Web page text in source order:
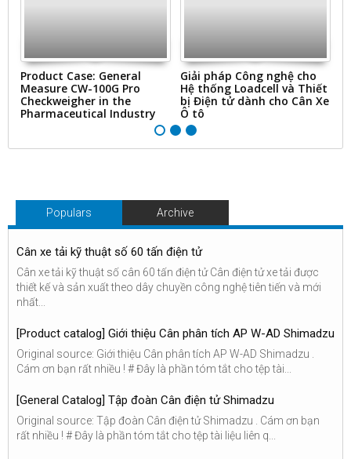
Product Case: General
Measure CW-100G Pro
Checkweigher in the
Pharmaceutical Industry
Giải pháp Công nghệ cho
Hệ thống Loadcell và Thiết
bị Điện tử dành cho Cân Xe
Ô tô
Populars Archive
Cân xe tải kỹ thuật số 60 tấn điện tử
Cân xe tải kỹ thuật số cân 60 tấn điện tử Cân điện tử xe tải được
thiết kế và sản xuất theo dây chuyền công nghệ tiên tiến và mới
nhất...
[Product catalog] Giới thiệu Cân phân tích AP W-AD Shimadzu
Original source: Giới thiệu Cân phân tích AP W-AD Shimadzu .
Cám ơn bạn rất nhiều ! # Đây là phần tóm tắt cho tệp tài...
[General Catalog] Tập đoàn Cân điện tử Shimadzu
Original source: Tập đoàn Cân điện tử Shimadzu . Cám ơn bạn
rất nhiều ! # Đây là phần tóm tắt cho tệp tài liệu liên q...